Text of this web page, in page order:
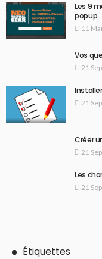
Les 9
popup
11
Vos
21
21
Créer
21
Les
21
Étiquettes